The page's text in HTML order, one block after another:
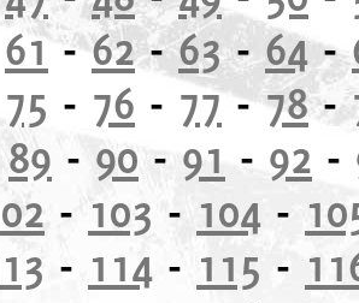
61-62-63- 64-
75 - 76 - 77-78-
89 - 90 - 91 - 92 -
- 103 - 104 -
- 114 - 115 -